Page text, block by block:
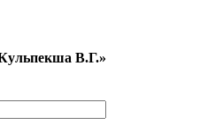
В.Г.»